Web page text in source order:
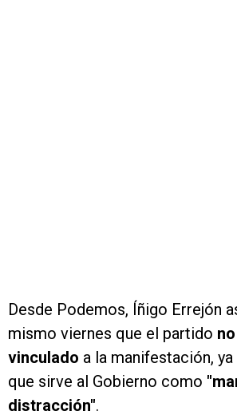
Desde Podemos, Íñigo Errejón
mismo viernes que el partido
vinculado a la manifestación,
que sirve al Gobierno como
distracción".